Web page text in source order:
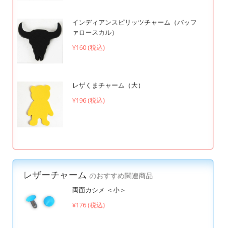
インディアンスピリッツチャーム（バッフ
ァロースカル）
¥160 (税込)
レザくまチャーム（大）
¥196 (税込)
レザーチャーム のおすすめ関連商品
両面カシメ ＜小＞
¥176 (税込)